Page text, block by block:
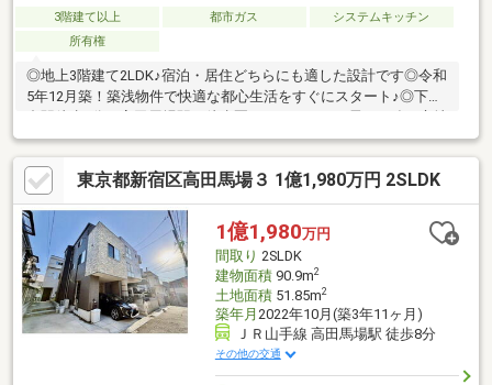
3階建て以上 都市ガス
システムキッチン
所有権
◎地上3階建て2LDK♪宿泊・居住どちらにも適した設計です◎令和
5年12月築！築浅物件で快適な都心生活をすぐにスタート♪◎下落
◎徒歩圏内にスーパーやコンビニが点在し、日々のお買い物に便
利♪現地内覧予約受付中です♪ 見学をご希望の方は『見学予約を
する』ボタンから事前にご予約ください。 【資料請求】は上記
ボタンよりお進みください。 電話からは⇒TEL0120-002-
237【通話料無料】♪ご案内時間の目安になります♪ □現地／物件
見学（30分～） □資金計画のご相談（30分～） □ご希望条件の
ご相談（15分～）
東京都新宿区高田馬場３ 1億1,980万円 2SLDK
1億1,980万円
間取り 2SLDK
建物面積90.9m2
土地面積51.85m2
築年月 2022年10月(築3年11ヶ月)
ＪＲ山手線 高田馬場駅 徒歩8分
その他の交通